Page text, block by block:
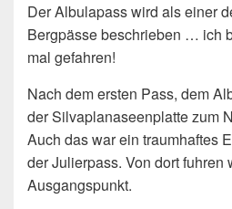
Der Albulapass wird als einer
Bergpässe beschrieben … ich
mal gefahren!
Nach dem ersten Pass, dem
der Silvaplanaseenplatte zum
Auch das war ein traumhaftes
der Julierpass. Von dort fuhren
Ausgangspunkt.